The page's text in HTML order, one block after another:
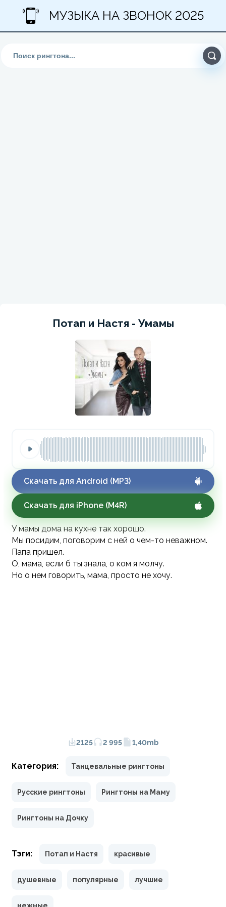
МУЗЫКА НА ЗВОНОК 2025
Потап и Настя - Умамы
Скачать для Android (MP3)
Скачать для iPhone (M4R)
У мамы дома на кухне так хорошо.
Мы посидим, поговорим с ней о чем-то неважном.
Папа пришел.
О, мама, если б ты знала, о ком я молчу.
Но о нем говорить, мама, просто не хочу.
2125 2 995 1,40mb
Категория: Танцевальные рингтоны
Русские рингтоны Рингтоны на Маму
Рингтоны на Дочку
Тэги: Потап и Настя красивые
душевные популярные лучшие